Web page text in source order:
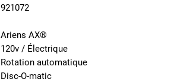
921072
Ariens AX®
120v / Électrique
Rotation automatique
Disc-O-matic